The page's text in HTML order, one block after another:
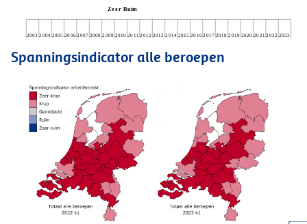
Spanningsindicator alle beroepen